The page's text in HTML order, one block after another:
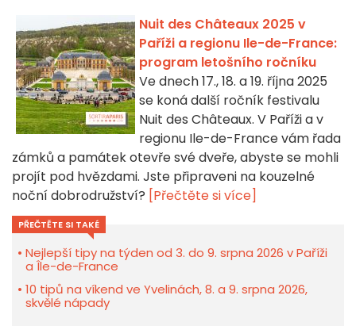
Nuit des Châteaux 2025 v
Paříži a regionu Ile-de-France:
program letošního ročníku
Ve dnech 17., 18. a 19. října 2025
se koná další ročník festivalu
Nuit des Châteaux. V Paříži a v
regionu Ile-de-France vám řada
zámků a památek otevře své dveře, abyste se mohli
projít pod hvězdami. Jste připraveni na kouzelné
noční dobrodružství? [Přečtěte si více]
PŘEČTĚTE SI TAKÉ
Nejlepší tipy na týden od 3. do 9. srpna 2026 v Paříži
a Île-de-France
10 tipů na víkend ve Yvelinách, 8. a 9. srpna 2026,
skvělé nápady